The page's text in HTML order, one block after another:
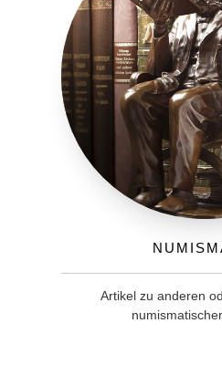
Artikel zu anderen